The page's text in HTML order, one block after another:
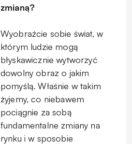
zmianą?
Wyobraźcie sobie świat, w
którym ludzie mogą
błyskawicznie wytworzyć
dowolny obraz o jakim
pomyślą. Właśnie w takim
żyjemy, co niebawem
pociągnie za sobą
fundamentalne zmiany na
rynku i w sposobie